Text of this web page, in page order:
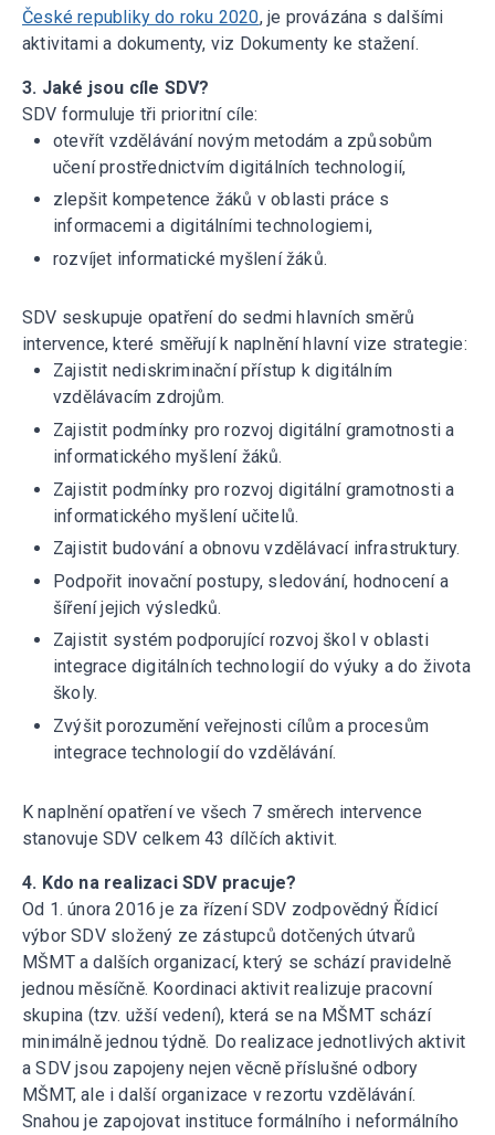
České republiky do roku 2020, je provázána s dalšími
aktivitami a dokumenty, viz Dokumenty ke stažení.
3. Jaké jsou cíle SDV?
SDV formuluje tři prioritní cíle:
otevřít vzdělávání novým metodám a způsobům
učení prostřednictvím digitálních technologií,
zlepšit kompetence žáků v oblasti práce s
informacemi a digitálními technologiemi,
rozvíjet informatické myšlení žáků.
SDV seskupuje opatření do sedmi hlavních směrů
intervence, které směřují k naplnění hlavní vize strategie:
Zajistit nediskriminační přístup k digitálním
vzdělávacím zdrojům.
Zajistit podmínky pro rozvoj digitální gramotnosti a
informatického myšlení žáků.
Zajistit podmínky pro rozvoj digitální gramotnosti a
informatického myšlení učitelů.
Zajistit budování a obnovu vzdělávací infrastruktury.
Podpořit inovační postupy, sledování, hodnocení a
šíření jejich výsledků.
Zajistit systém podporující rozvoj škol v oblasti
integrace digitálních technologií do výuky a do života
školy.
Zvýšit porozumění veřejnosti cílům a procesům
integrace technologií do vzdělávání.
K naplnění opatření ve všech 7 směrech intervence
stanovuje SDV celkem 43 dílčích aktivit.
4. Kdo na realizaci SDV pracuje?
Od 1. února 2016 je za řízení SDV zodpovědný Řídicí
výbor SDV složený ze zástupců dotčených útvarů
MŠMT a dalších organizací, který se schází pravidelně
jednou měsíčně. Koordinaci aktivit realizuje pracovní
skupina (tzv. užší vedení), která se na MŠMT schází
minimálně jednou týdně. Do realizace jednotlivých aktivit
a SDV jsou zapojeny nejen věcně příslušné odbory
MŠMT, ale i další organizace v rezortu vzdělávání.
Snahou je zapojovat instituce formálního i neformálního